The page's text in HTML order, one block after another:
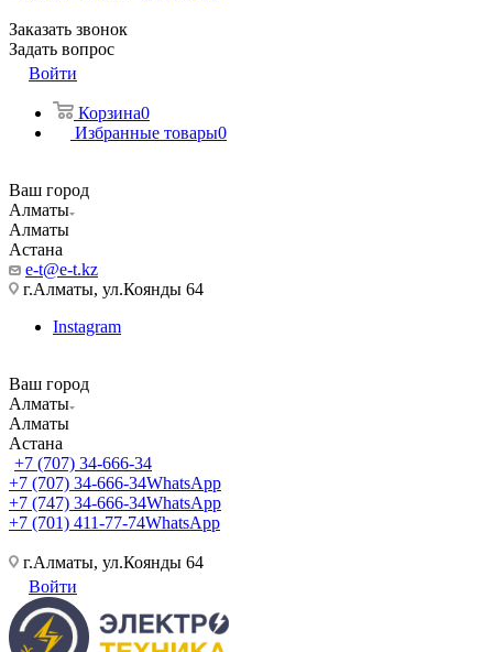
Заказать звонок
Задать вопрос
Войти
Корзина0
Избранные товары0
Ваш город
Алматы
Алматы
Астана
e-t@e-t.kz
г.Алматы, ул.Коянды 64
Instagram
Ваш город
Алматы
Алматы
Астана
+7 (707) 34-666-34
+7 (707) 34-666-34WhatsApp
+7 (747) 34-666-34WhatsApp
+7 (701) 411-77-74WhatsApp
г.Алматы, ул.Коянды 64
Войти